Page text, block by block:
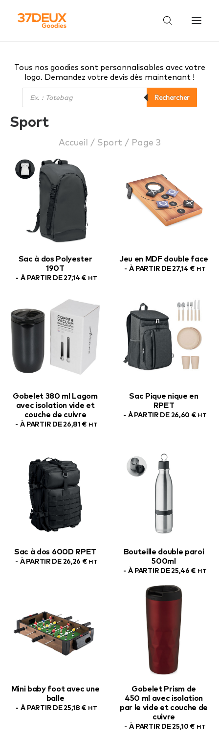
Tous nos goodies sont personnalisables avec votre
logo. Demandez votre devis dès maintenant !
Recherche
de
produits
Rechercher
Sport
Accueil Sport Page 3
Sac à dos Polyester
190T
À PARTIR DE27,14 € HT
Jeu en MDF double face
À PARTIR DE27,14 € HT
Gobelet 380 ml Lagom
avec isolation vide et
couche de cuivre
À PARTIR DE26,81 € HT
Sac Pique nique en
RPET
À PARTIR DE26,60 € HT
Sac à dos 600D RPET
À PARTIR DE26,26 € HT
Bouteille double paroi
500ml
À PARTIR DE25,46 € HT
Mini baby foot avec une
balle
À PARTIR DE25,18 € HT
Gobelet Prism de
450 ml avec isolation
par le vide et couche de
cuivre
À PARTIR DE25,10 € HT